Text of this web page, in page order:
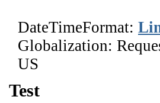
DateTimeFormat:
Globalization:
US
Test